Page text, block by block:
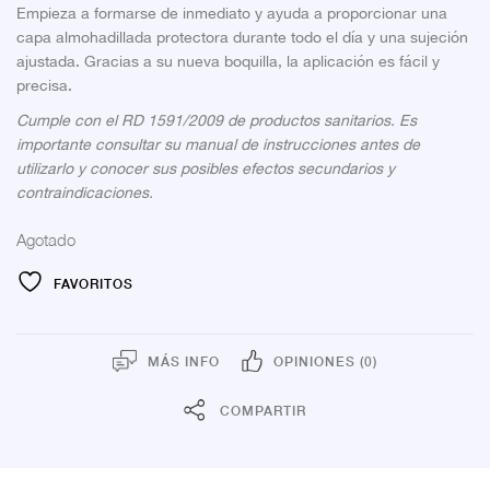
Empieza a formarse de inmediato y ayuda a proporcionar una
capa almohadillada protectora durante todo el día y una sujeción
ajustada. Gracias a su nueva boquilla, la aplicación es fácil y
precisa.
Cumple con el RD 1591/2009 de productos sanitarios. Es
importante consultar su manual de instrucciones antes de
utilizarlo y conocer sus posibles efectos secundarios y
contraindicaciones.
Agotado
FAVORITOS
MÁS INFO OPINIONES (0)
COMPARTIR